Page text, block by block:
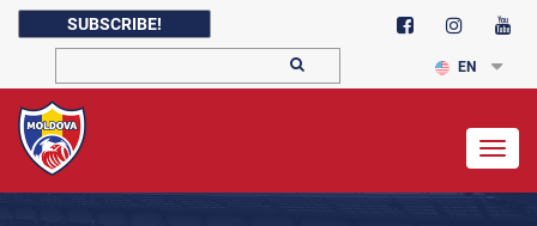
SUBSCRIBE!
EN